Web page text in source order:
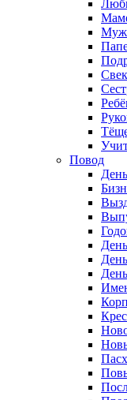
Повод